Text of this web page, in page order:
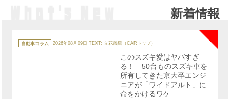
新着情報
テ
ゴ
自動車コラム 2026年08月09日 TEXT: 立花義鷹（CARトップ）
NEW
このスズキ愛はヤバすぎ
る！ 50台ものスズキ車を
所有してきた京大卒エンジ
ニアが「ワイドアルト」に
命をかけるワケ